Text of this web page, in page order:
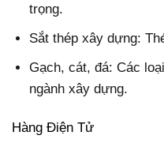
trọng.
Sắt thép xây dựng:
Gạch, cát, đá: Các
ngành xây dựng.
Hàng Điện Tử